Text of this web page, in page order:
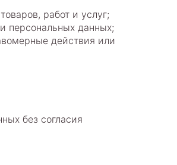
работ и услуг;
персональных данных;
действия или
без согласия